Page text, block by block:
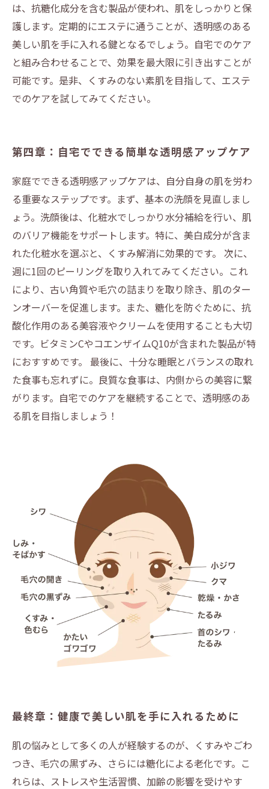
は、抗糖化成分を含む製品が使われ、肌をしっかりと保
護します。定期的にエステに通うことが、透明感のある
美しい肌を手に入れる鍵となるでしょう。自宅でのケア
と組み合わせることで、効果を最大限に引き出すことが
可能です。是非、くすみのない素肌を目指して、エステ
でのケアを試してみてください。
第四章：自宅でできる簡単な透明感アップケア
家庭でできる透明感アップケアは、自分自身の肌を労わ
る重要なステップです。まず、基本の洗顔を見直しまし
ょう。洗顔後は、化粧水でしっかり水分補給を行い、肌
のバリア機能をサポートします。特に、美白成分が含ま
れた化粧水を選ぶと、くすみ解消に効果的です。 次に、
週に1回のピーリングを取り入れてみてください。これ
により、古い角質や毛穴の詰まりを取り除き、肌のター
ンオーバーを促進します。また、糖化を防ぐために、抗
酸化作用のある美容液やクリームを使用することも大切
です。ビタミンCやコエンザイムQ10が含まれた製品が特
におすすめです。 最後に、十分な睡眠とバランスの取れ
た食事も忘れずに。良質な食事は、内側からの美容に繋
がります。自宅でのケアを継続することで、透明感のあ
る肌を目指しましょう！
最終章：健康で美しい肌を手に入れるために
肌の悩みとして多くの人が経験するのが、くすみやごわ
つき、毛穴の黒ずみ、さらには糖化による老化です。こ
れらは、ストレスや生活習慣、加齢の影響を受けやす